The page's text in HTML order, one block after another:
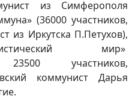
из Симферополя
(36000 участников,
из Иркутска П.Петухов),
мир»
участников,
коммунист Дарья